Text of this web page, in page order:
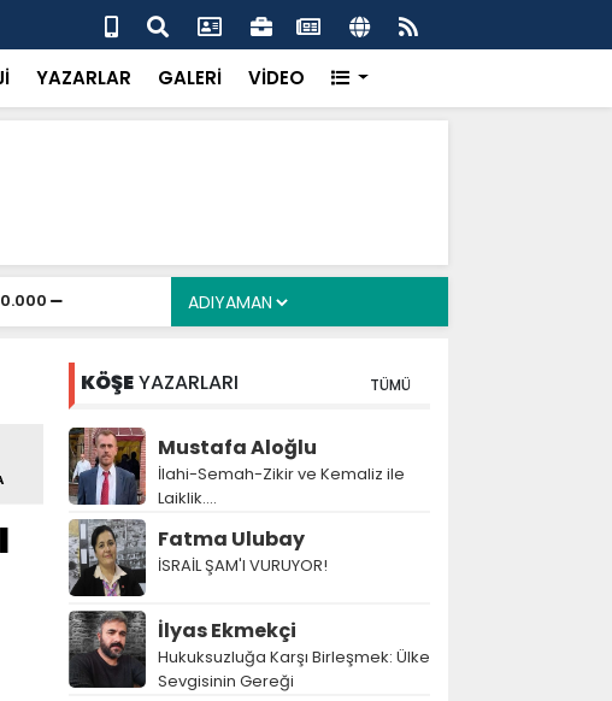
Dr. Dalyan: ‘Fransız Enstitüsü raporu, Adıyaman'daki siyasi
'metroköy' kavramıyla açıklıyor’
YAZARLAR GALERİ VİDEO
KÖŞEYAZARLARI TÜMÜ
Mustafa Aloğlu
İlahi-Semah-Zikir ve Kemaliz ile
Laiklik….
Fatma Ulubay
İSRAİL ŞAM'I VURUYOR!
İlyas Ekmekçi
Hukuksuzluğa Karşı Birleşmek: Ülke
Sevgisinin Gereği